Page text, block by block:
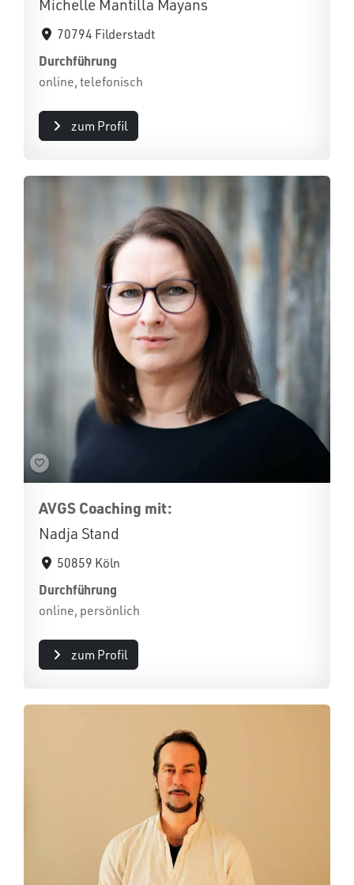
Michelle Mantilla Mayans
70794 Filderstadt
Durchführung
online, telefonisch
zum Profil
AVGS Coaching mit:
Nadja Stand
50859 Köln
Durchführung
online, persönlich
zum Profil